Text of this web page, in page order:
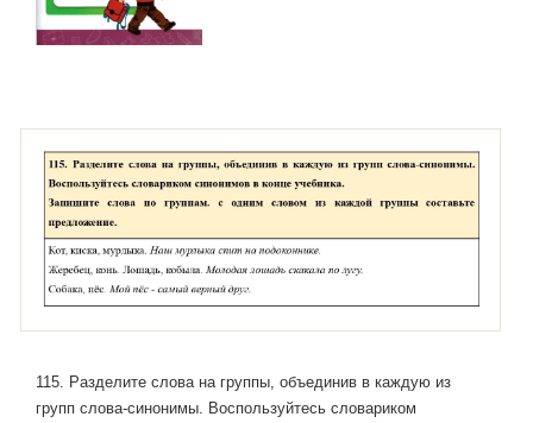
115. Разделите слова на группы, объединив в каждую из
групп слова-синонимы. Воспользуйтесь словариком